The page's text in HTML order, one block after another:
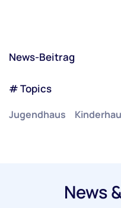
# Topics
Jugendhaus
News-Beitrag
News